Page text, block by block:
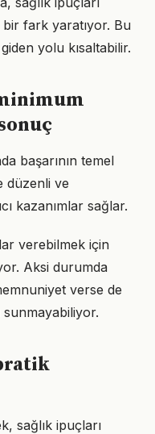
fark yaratıyor. Bu
yolu kısaltabilir.
başarının temel
düzenli ve
kazanımlar sağlar.
verebilmek için
Aksi durumda
verse de
sağlık ipuçları